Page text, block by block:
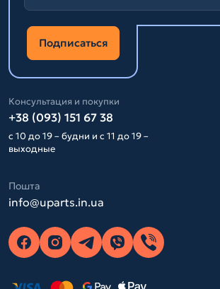
Подписаться
Консультация и покупки
+38 (093) 151 67 38
с 10 до 19 – будни и с 11 до 19 –
выходные
Пошта
info@uparts.in.ua